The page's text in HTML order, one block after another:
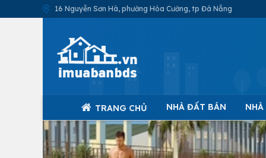
16 Nguyễn Sơn Hà, phường Hòa Cường, tp Đà Nẵng
TRANG CHỦ NHÀ ĐẤT BÁN